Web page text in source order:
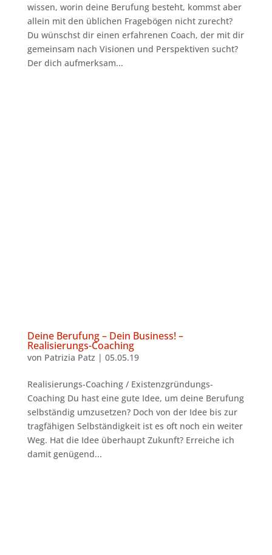
wissen, worin deine Berufung besteht, kommst aber
allein mit den üblichen Fragebögen nicht zurecht?
Du wünschst dir einen erfahrenen Coach, der mit dir
gemeinsam nach Visionen und Perspektiven sucht?
Der dich aufmerksam...
Deine Berufung – Dein Business! –
Realisierungs-Coaching
von Patrizia Patz | 05.05.19
Realisierungs-Coaching / Existenzgründungs-
Coaching Du hast eine gute Idee, um deine Berufung
selbständig umzusetzen? Doch von der Idee bis zur
tragfähigen Selbständigkeit ist es oft noch ein weiter
Weg. Hat die Idee überhaupt Zukunft? Erreiche ich
damit genügend...